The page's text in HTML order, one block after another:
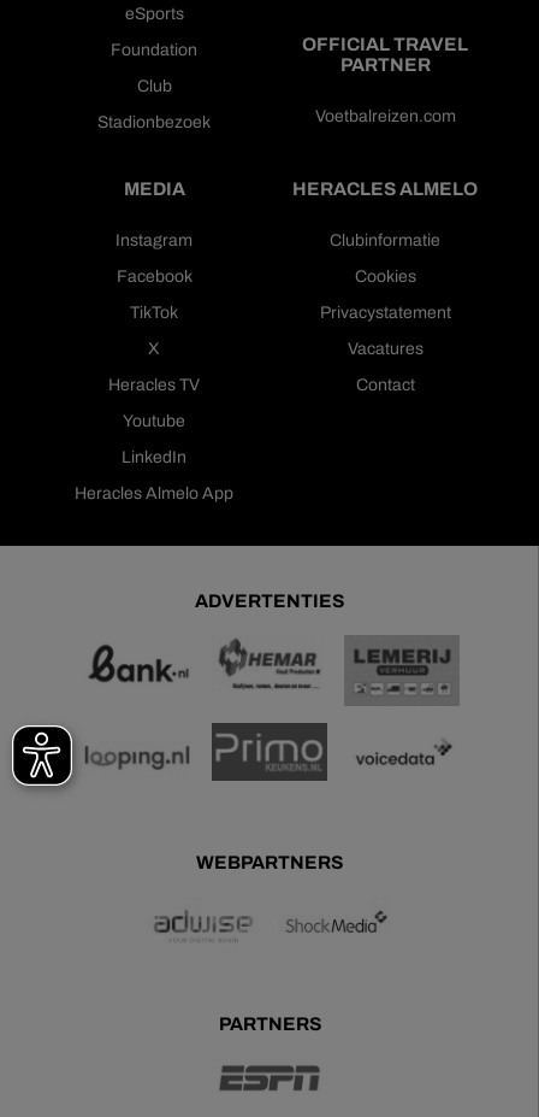
eSports
Foundation
Club
Stadionbezoek
OFFICIAL TRAVEL
PARTNER
Voetbalreizen.com
MEDIA
Instagram
Facebook
TikTok
X
Heracles TV
Youtube
LinkedIn
Heracles Almelo App
HERACLES ALMELO
Clubinformatie
Cookies
Privacystatement
Vacatures
Contact
ADVERTENTIES
WEBPARTNERS
PARTNERS